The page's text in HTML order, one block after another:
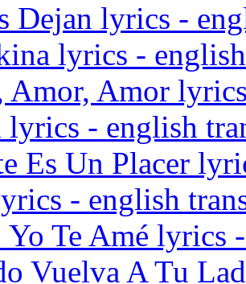
Dejan lyrics -
lyrics -
Amor, Amor
lyrics - english
Es Un Placer
- english
Yo Te Amé lyrics
Vuelva A Tu